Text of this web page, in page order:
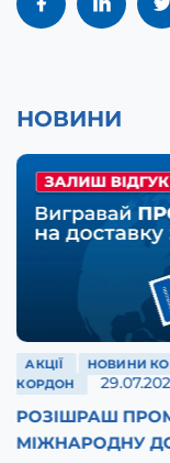
НОВИНИ
АКЦІЇ НОВИНИ
КОРДОН
РОЗІШРАШ
МІЖНАРОДНУ